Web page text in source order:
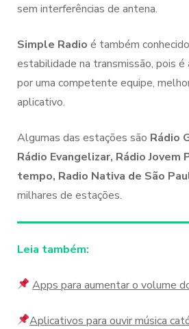
sem interferências de antena.
Simple Radio é também
estabilidade na transmissão, pois
por uma competente equipe,
aplicativo.
Algumas das estações são Rádio
Rádio Evangelizar, Rádio Jovem
tempo, Radio Nativa de São
milhares de estações.
Leia também:
Apps para aumentar o volume
Aplicativos para ouvir música